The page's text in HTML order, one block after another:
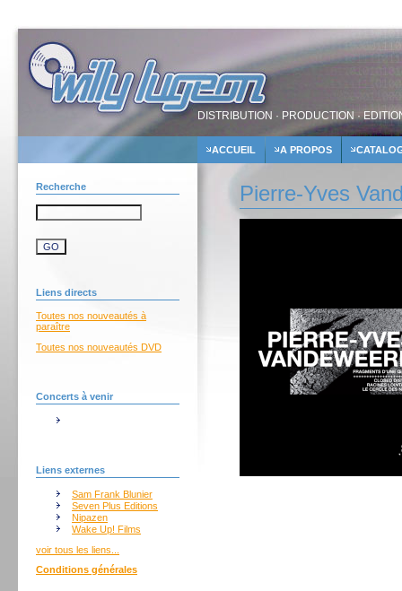
DISTRIBUTION · PRODUCTION ·
ACCUEIL A PROPOS
Recherche
Liens directs
Toutes nos nouveautés à
paraître
Toutes nos nouveautés DVD
Concerts à venir
Liens externes
Sam Frank Blunier
Seven Plus Editions
Nipazen
Wake Up! Films
voir tous les liens...
Conditions générales
Pierre-Yves